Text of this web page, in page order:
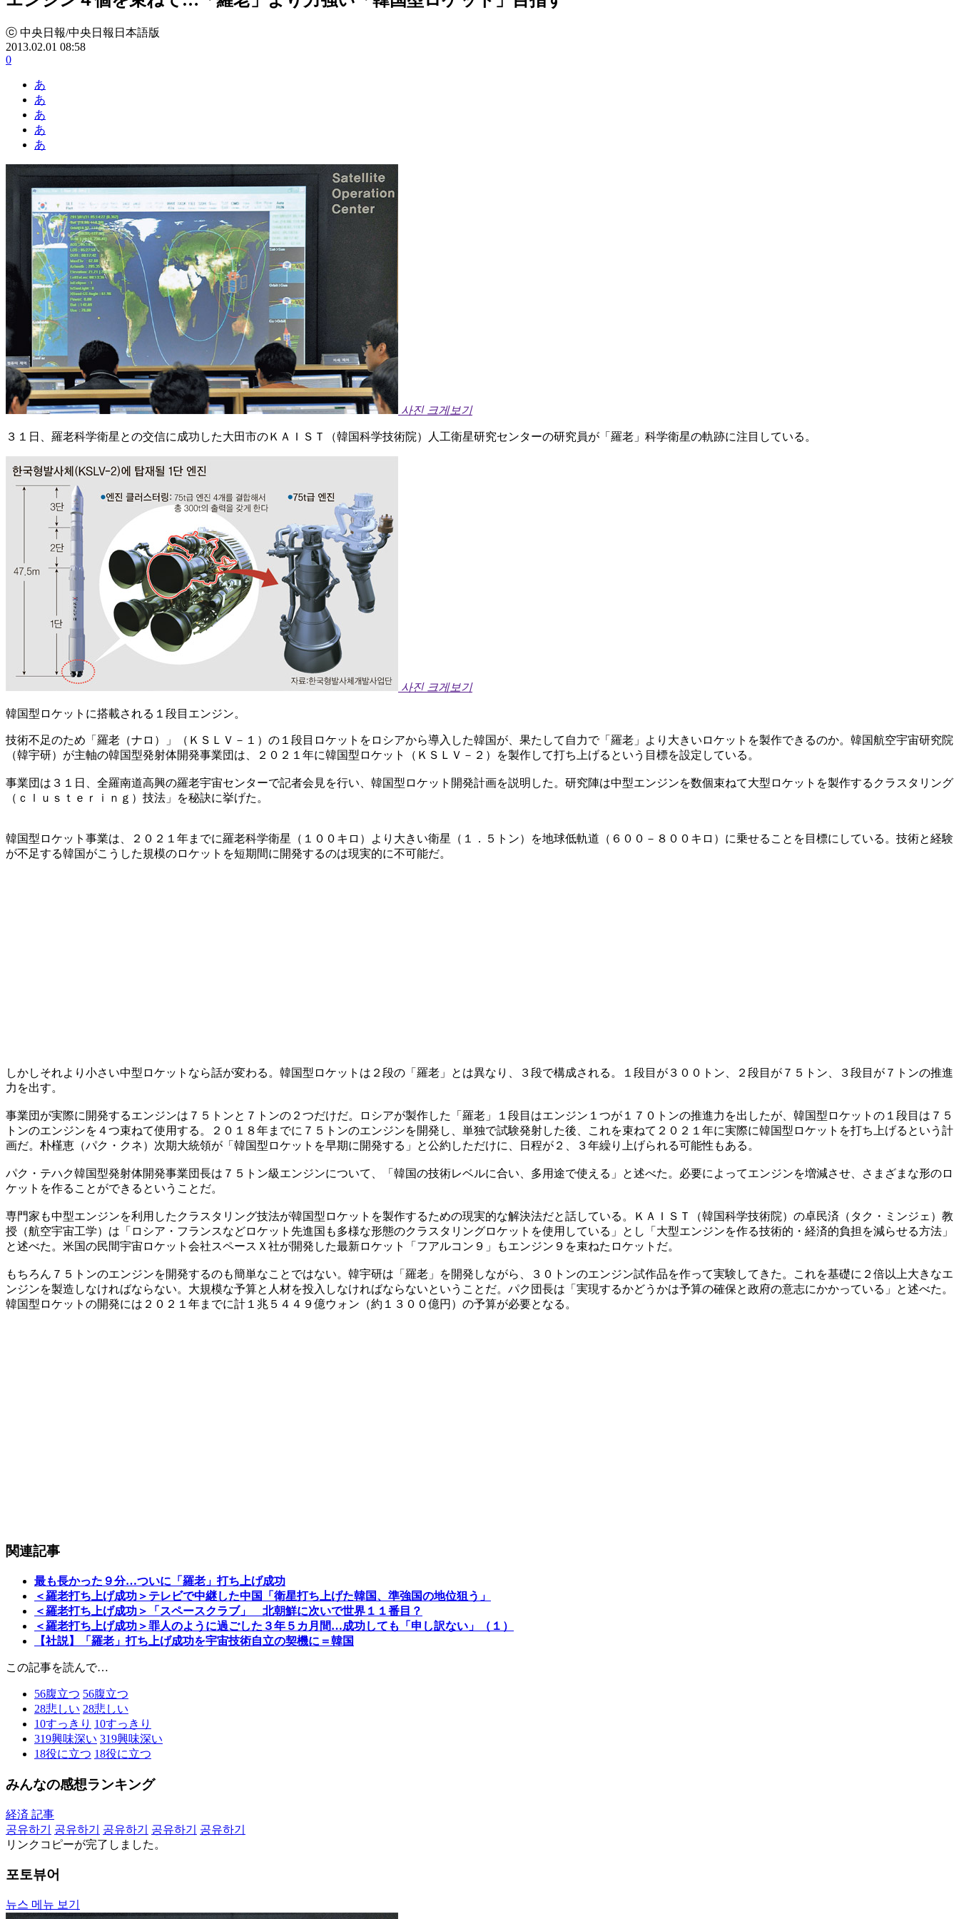
ⓒ 中央日報/中央日報日本語版
2013.02.01 08:58
0
あ
あ
あ
あ
あ
사진 크게보기
３１日、羅老科学衛星との交信に成功した大田市のＫＡＩＳＴ（韓国科学技術院）人工衛星研究センターの研究員が「羅老」科学衛星の軌跡に注目している。
사진 크게보기
韓国型ロケットに搭載される１段目エンジン。
技術不足のため「羅老（ナロ）」（ＫＳＬＶ－１）の１段目ロケットをロシアから導入した韓国が、果たして自力で「羅老」より大きいロケットを製作できるのか。韓国航空宇宙研究院
（韓宇研）が主軸の韓国型発射体開発事業団は、２０２１年に韓国型ロケット（ＫＳＬＶ－２）を製作して打ち上げるという目標を設定している。
事業団は３１日、全羅南道高興の羅老宇宙センターで記者会見を行い、韓国型ロケット開発計画を説明した。研究陣は中型エンジンを数個束ねて大型ロケットを製作するクラスタリング
（ｃｌｕｓｔｅｒｉｎｇ）技法」を秘訣に挙げた。
韓国型ロケット事業は、２０２１年までに羅老科学衛星（１００キロ）より大きい衛星（１．５トン）を地球低軌道（６００－８００キロ）に乗せることを目標にしている。技術と経験
が不足する韓国がこうした規模のロケットを短期間に開発するのは現実的に不可能だ。
しかしそれより小さい中型ロケットなら話が変わる。韓国型ロケットは２段の「羅老」とは異なり、３段で構成される。１段目が３００トン、２段目が７５トン、３段目が７トンの推進
力を出す。
事業団が実際に開発するエンジンは７５トンと７トンの２つだけだ。ロシアが製作した「羅老」１段目はエンジン１つが１７０トンの推進力を出したが、韓国型ロケットの１段目は７５
トンのエンジンを４つ束ねて使用する。２０１８年までに７５トンのエンジンを開発し、単独で試験発射した後、これを束ねて２０２１年に実際に韓国型ロケットを打ち上げるという計
画だ。朴槿恵（パク・クネ）次期大統領が「韓国型ロケットを早期に開発する」と公約しただけに、日程が２、３年繰り上げられる可能性もある。
パク・テハク韓国型発射体開発事業団長は７５トン級エンジンについて、「韓国の技術レベルに合い、多用途で使える」と述べた。必要によってエンジンを増減させ、さまざまな形のロ
ケットを作ることができるということだ。
専門家も中型エンジンを利用したクラスタリング技法が韓国型ロケットを製作するための現実的な解決法だと話している。ＫＡＩＳＴ（韓国科学技術院）の卓民済（タク・ミンジェ）教
授（航空宇宙工学）は「ロシア・フランスなどロケット先進国も多様な形態のクラスタリングロケットを使用している」とし「大型エンジンを作る技術的・経済的負担を減らせる方法」
と述べた。米国の民間宇宙ロケット会社スペースＸ社が開発した最新ロケット「フアルコン９」もエンジン９を束ねたロケットだ。
もちろん７５トンのエンジンを開発するのも簡単なことではない。韓宇研は「羅老」を開発しながら、３０トンのエンジン試作品を作って実験してきた。これを基礎に２倍以上大きなエ
ンジンを製造しなければならない。大規模な予算と人材を投入しなければならないということだ。パク団長は「実現するかどうかは予算の確保と政府の意志にかかっている」と述べた。
韓国型ロケットの開発には２０２１年までに計１兆５４４９億ウォン（約１３００億円）の予算が必要となる。
関連記事
最も長かった９分…ついに「羅老」打ち上げ成功
＜羅老打ち上げ成功＞テレビで中継した中国「衛星打ち上げた韓国、準強国の地位狙う」
＜羅老打ち上げ成功＞「スペースクラブ」 北朝鮮に次いで世界１１番目？
＜羅老打ち上げ成功＞罪人のように過ごした３年５カ月間…成功しても「申し訳ない」（１）
【社説】「羅老」打ち上げ成功を宇宙技術自立の契機に＝韓国
この記事を読んで…
56腹立つ 56腹立つ
28悲しい 28悲しい
10すっきり 10すっきり
319興味深い 319興味深い
18役に立つ 18役に立つ
みんなの感想ランキング
経済 記事
공유하기
공유하기 공유하기 공유하기
공유하기
リンクコピーが完了しました。
포토뷰어
뉴스 메뉴 보기